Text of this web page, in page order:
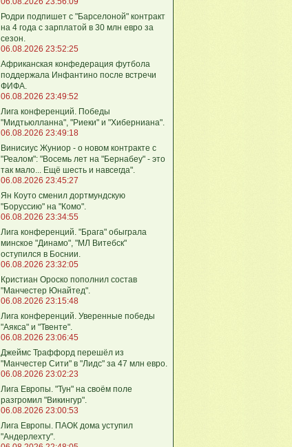
Родри подпишет с "Барселоной" контракт
на 4 года с зарплатой в 30 млн евро за
сезон.
06.08.2026 23:52:25
Африканская конфедерация футбола
поддержала Инфантино после встречи
ФИФА.
06.08.2026 23:49:52
Лига кoнференций. Победы
"Мидтьюлланна", "Риеки" и "Хиберниана".
06.08.2026 23:49:18
Винисиус Жуниор - о новом контракте с
"Реалом": "Восемь лет на "Бернабеу" - это
так мало... Ещё шесть и навсегда".
06.08.2026 23:45:27
Ян Коуто сменил дортмундскую
"Боруссию" на "Комо".
06.08.2026 23:34:55
Лига кoнференций. "Брага" обыграла
минское "Динамо", "МЛ Витебск"
оступился в Боснии.
06.08.2026 23:32:05
Кристиан Ороско пополнил состав
"Манчестер Юнайтед".
06.08.2026 23:15:48
Лига кoнференций. Уверенные победы
"Аякса" и "Твенте".
06.08.2026 23:06:45
Джеймс Траффорд перешёл из
"Манчестер Сити" в "Лидс" за 47 млн евро.
06.08.2026 23:02:23
Лига Европы. "Тун" на своём поле
разгромил "Викингур".
06.08.2026 23:00:53
Лига Европы. ПАОК дома уступил
"Андерлехту".